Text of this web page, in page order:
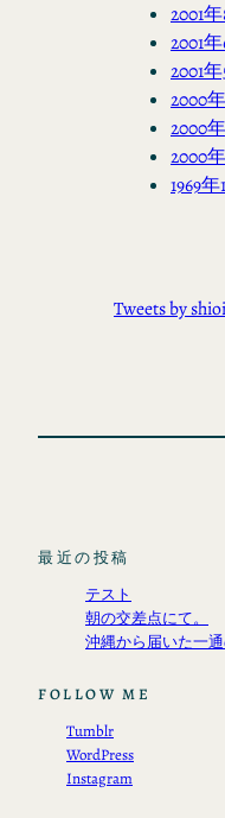
2001
2001
2001
2000
2000
2000
1969年
Tweets by
最近の投稿
テスト
朝の交差点にて。
沖縄から届いた一
FOLLOW ME
Tumblr
WordPress
Instagram